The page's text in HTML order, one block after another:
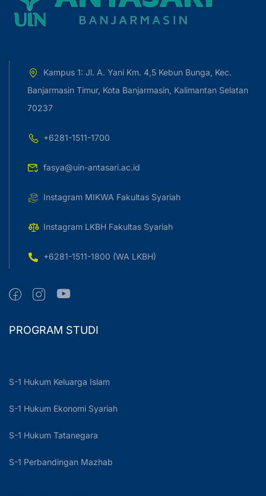
Kampus 1: Jl. A. Yani Km. 4,5 Kebun Bunga, Kec.
Banjarmasin Timur, Kota Banjarmasin, Kalimantan Selatan
70237
+6281-1511-1700
fasya@uin-antasari.ac.id
Instagram MIKWA Fakultas Syariah
Instagram LKBH Fakultas Syariah
+6281-1511-1800 (WA LKBH)
PROGRAM STUDI
S-1 Hukum Keluarga Islam
S-1 Hukum Ekonomi Syariah
S-1 Hukum Tatanegara
S-1 Perbandingan Mazhab